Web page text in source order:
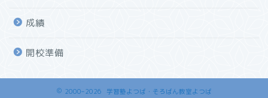
成績
開校準備
2000–2026 学習塾よつば・そろばん教室よつば